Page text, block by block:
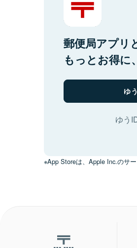
郵便局アプリ
もっとお得に
ゆ
ゆう
※App Storeは、Apple Inc.のサ